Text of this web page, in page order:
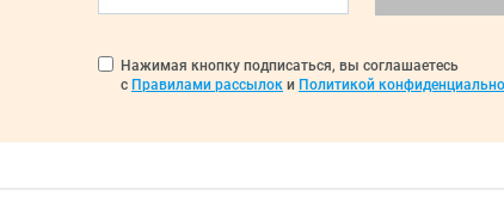
Нажимая кнопку подписаться, вы соглашаетесь
с Правилами рассылок и Политикой